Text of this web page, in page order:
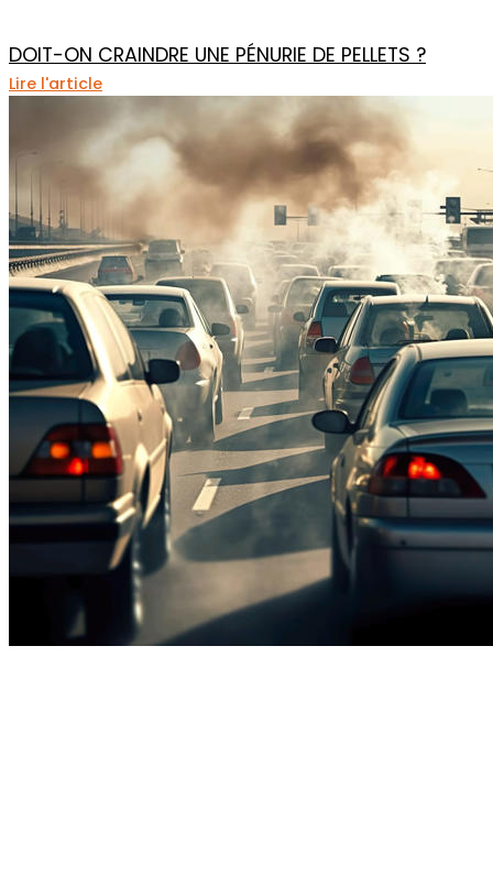
DOIT-ON CRAINDRE UNE PÉNURIE DE PELLETS ?
Lire l'article